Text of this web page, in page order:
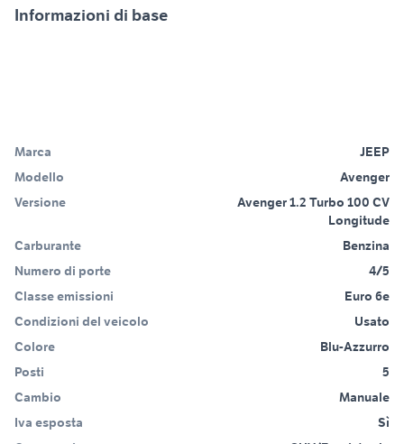
Informazioni di base
Marca
JEEP
Modello
Avenger
Versione
Avenger 1.2 Turbo 100 CV
Longitude
Carburante
Benzina
Numero di porte
4/5
Classe emissioni
Euro 6e
Condizioni del veicolo
Usato
Colore
Blu-Azzurro
Posti
5
Cambio
Manuale
Iva esposta
Sì